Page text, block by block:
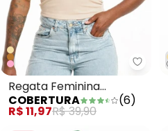
Regata Feminina
Cropped Bege
COBERTURA (6)
R$ 11,97R$ 39,90